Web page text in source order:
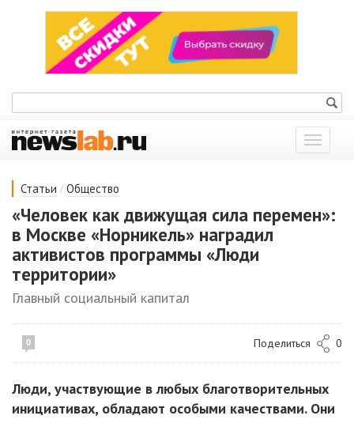
Показать
меню
Статьи / Общество
«Человек как движущая сила перемен»:
в Москве «Норникель» наградил
активистов программы «Люди
территории»
Главный социальный капитал
0 Поделиться 0
Люди, участвующие в любых благотворительных
инициативах, обладают особыми качествами. Они